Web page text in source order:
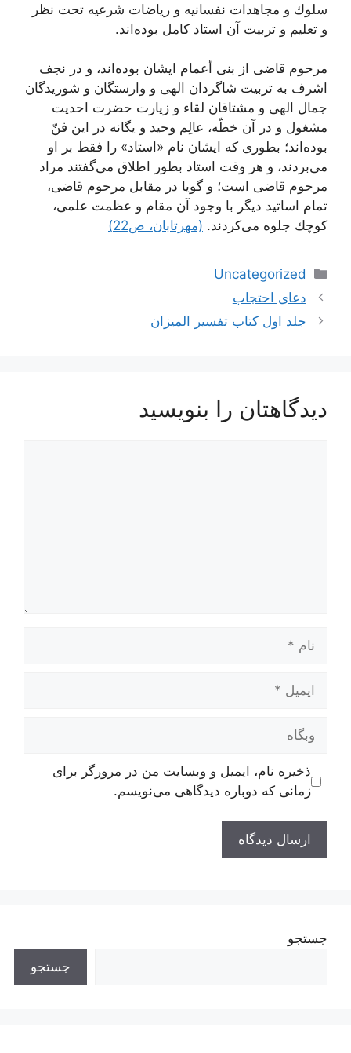
سلوك و مجاهدات نفسانیه و ریاضات شرعیه تحت نظر
و تعلیم و تربیت آن استاد كامل بوده‌اند.
مرحوم قاضى از بنى أعمام ایشان بوده‌اند، و در نجف
اشرف به تربیت شاگردان الهى و وارستگان و شوریدگان
جمال الهى و مشتاقان لقاء و زیارت حضرت احدیت
مشغول و در آن خطّه، عالِم وحید و یگانه در این فنّ
بوده‌اند؛ بطوری كه ایشان نام «استاد» را فقط بر او
مى‌بردند، و هر وقت استاد بطور اطلاق مى‌گفتند مراد
مرحوم قاضى است؛ و گویا در مقابل مرحوم قاضى،
تمام اساتید دیگر با وجود آن مقام و عظمت علمى،
كوچك جلوه مى‌كردند. (مهرتابان، ص22)
دسته‌ها
Uncategorized
ناوبری
نوشته‌ها
دعای احتجاب
جلد اول کتاب تفسیر المیزان
دیدگاهتان را بنویسید
ایمیل
وبگاه
ذخیره نام، ایمیل و وبسایت من در مرورگر برای
زمانی که دوباره دیدگاهی می‌نویسم.
جستجو
جستجو